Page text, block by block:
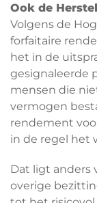
Ook de
Volgens de
forfaitaire
het in de
gesignaleerde
mensen die
vermogen
rendement
in de regel het
Dat ligt anders
overige